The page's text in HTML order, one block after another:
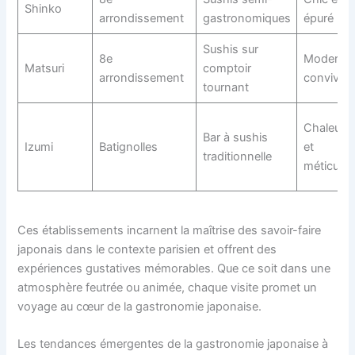
Shinko
arrondissement
gastronomiques
épuré
Matsuri
8e
arrondissement
Sushis sur
comptoir
tournant
Moderne
convivial
Izumi Batignolles
Bar à sushis
traditionnelle
et
Ces établissements incarnent la maîtrise des savoir-faire
japonais dans le contexte parisien et offrent des
expériences gustatives mémorables. Que ce soit dans une
atmosphère feutrée ou animée, chaque visite promet un
voyage au cœur de la gastronomie japonaise.
Les tendances émergentes de la gastronomie japonaise à